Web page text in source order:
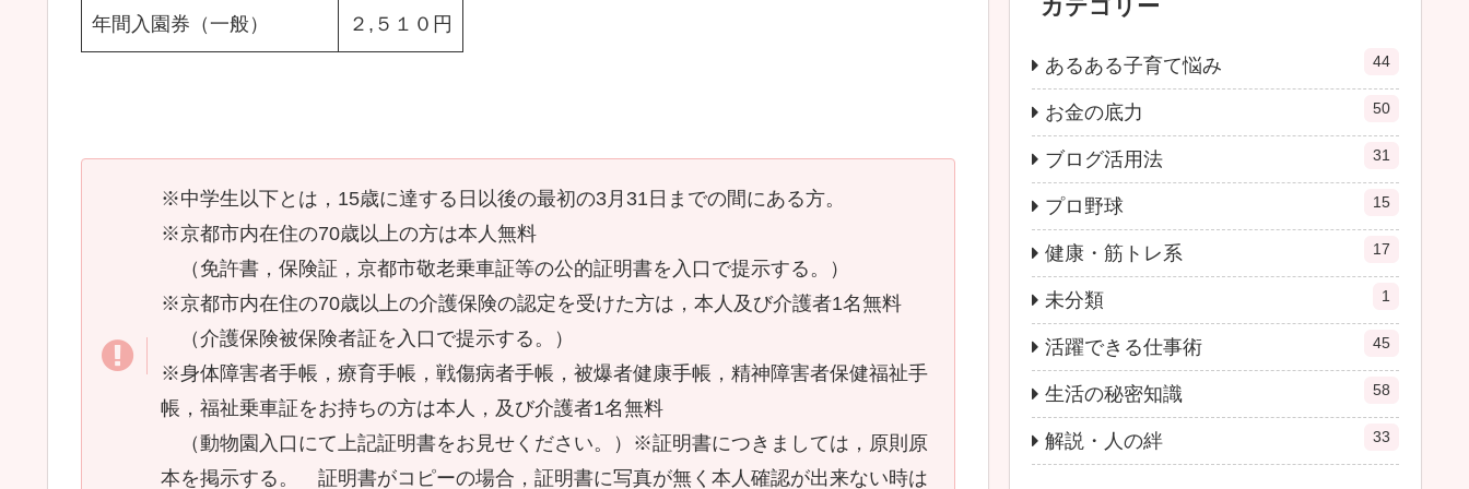
年間入園券（一般） ２,５１０円
※中学生以下とは，15歳に達する日以後の最初の3月31日までの間にある方。
※京都市内在住の70歳以上の方は本人無料
（免許書，保険証，京都市敬老乗車証等の公的証明書を入口で提示する。）
※京都市内在住の70歳以上の介護保険の認定を受けた方は，本人及び介護者1名無料
（介護保険被保険者証を入口で提示する。）
※身体障害者手帳，療育手帳，戦傷病者手帳，被爆者健康手帳，精神障害者保健福祉手
帳，福祉乗車証をお持ちの方は本人，及び介護者1名無料
（動物園入口にて上記証明書をお見せください。）※証明書につきましては，原則原
本を掲示する。 証明書がコピーの場合，証明書に写真が無く本人確認が出来ない時は
カテゴリー
あるある子育て悩み 44
お金の底力 50
ブログ活用法 31
プロ野球 15
健康・筋トレ系 17
未分類 1
活躍できる仕事術 45
生活の秘密知識 58
解説・人の絆 33